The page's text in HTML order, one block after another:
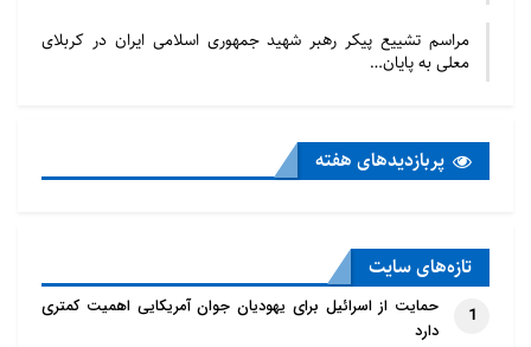
مراسم تشییع پیکر رهبر شهید جمهوری اسلامی ایران در کربلای
معلی به پایان…
پربازدید‌های هفته
تازه‌‌های سایت
1
حمایت از اسرائیل برای یهودیان جوان آمریکایی اهمیت کمتری
دارد